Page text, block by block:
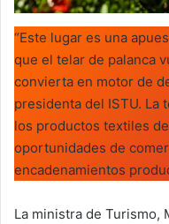
“Este lugar es una
que el telar de palanca
convierta en motor de
presidenta del ISTU. La
los productos textiles
oportunidades de
encadenamientos
La ministra de Turismo,